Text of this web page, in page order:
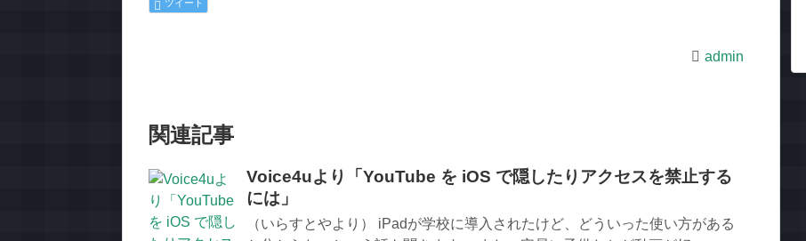
admin
関連記事
Voice4uより「YouTube を iOS で隠したりアクセスを禁止する
には」
（いらすとやより） iPadが学校に導入されたけど、どういった使い方がある